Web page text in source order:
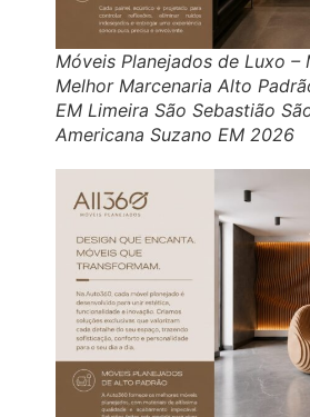
Móveis Planejados de Luxo
Melhor Marcenaria Alto
EM Limeira São Sebastião
Americana Suzano EM 2026